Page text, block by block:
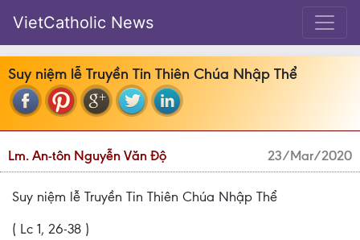
VietCatholic News
Suy niệm lễ Truyền Tin Thiên Chúa Nhập Thể
Lm. An-tôn Nguyễn Văn Độ 23/Mar/2020
Suy niệm lễ Truyền Tin Thiên Chúa Nhập Thể
( Lc 1, 26-38 )